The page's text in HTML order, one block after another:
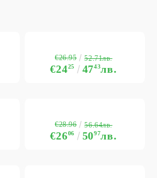
€2425 4743лв.
€26.95 52.71лв.
€2606 5097лв.
€28.96 56.64лв.